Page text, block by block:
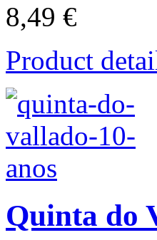
8,49 €
Product
Quinta do